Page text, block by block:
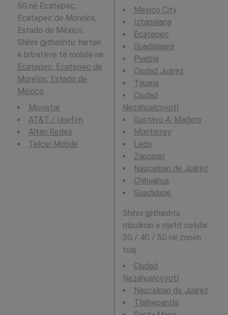
5G në Ecatepec,
Ecatepec de Morelos,
Estado de México .
Shihni gjithashtu: hartën
e bitrateve të mobile në
Ecatepec, Ecatepec de
Morelos, Estado de
México
Movistar
AT&T / Unefon
Altan Redes
Telcel Mobile
Mexico City
Iztapalapa
Ecatepec
Guadalajara
Puebla
Ciudad Juárez
Tijuana
Ciudad
Nezahualcoyotl
Gustavo A. Madero
Monterrey
León
Zapopan
Naucalpan de Juárez
Chihuahua
Guadalupe
Shihni gjithashtu
mbulimin e rrjetit celular
3G / 4G / 5G në zonën
tuaj:
Ciudad
Nezahualcoyotl
Naucalpan de Juárez
Tlalnepantla